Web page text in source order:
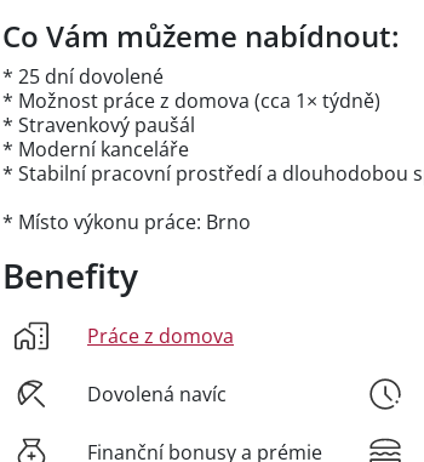
Co Vám můžeme nabídnout:
* 25 dní dovolené
* Možnost práce z domova (cca 1× týdně)
* Stravenkový paušál
* Moderní kanceláře
* Stabilní pracovní prostředí a dlouhodobou
* Místo výkonu práce: Brno
Benefity
Práce z domova
Dovolená navíc
Finanční bonusy a prémie